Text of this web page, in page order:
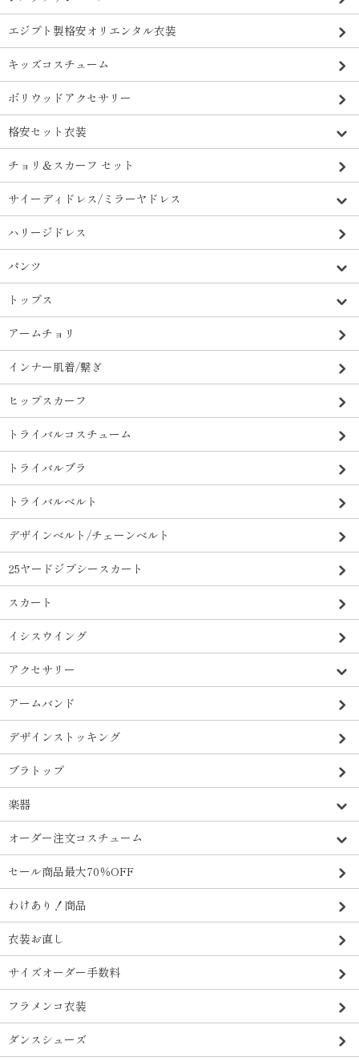
エジプト製格安オリエンタル衣装
キッズコスチューム
ボリウッドアクセサリー
格安セット衣装
チョリ＆スカーフ セット
サイーディドレス/ミラーヤドレス
ハリージドレス
パンツ
トップス
アームチョリ
インナー肌着/繋ぎ
ヒップスカーフ
トライバルコスチューム
トライバルブラ
トライバルベルト
デザインベルト/チェーンベルト
25ヤードジプシースカート
スカート
イシスウイング
アクセサリー
アームバンド
デザインストッキング
ブラトップ
楽器
オーダー注文コスチューム
セール商品最大70％OFF
わけあり！商品
衣装お直し
サイズオーダー手数料
フラメンコ衣装
ダンスシューズ